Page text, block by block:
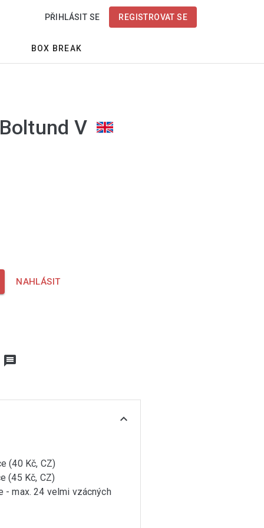
PŘIHLÁSIT SE REGISTROVAT SE
BOX BREAK
V
NAHLÁSIT
message
expand_more
(40 Kč, CZ)
(45 Kč, CZ)
- max. 24 velmi vzácných